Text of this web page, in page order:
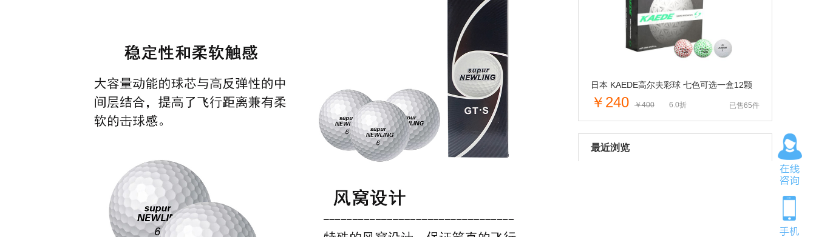
日本 KAEDE高尔夫彩球 七色可选一盒12颗
已售65件
￥240 ￥400 6.0折
最近浏览